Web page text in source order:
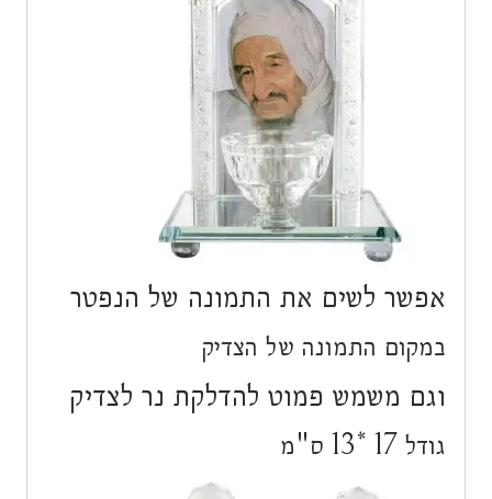
אפשר לשים את התמונה של הנפטר
במקום התמונה של הצדיק
וגם משמש פמוט להדלקת נר לצדיק
גודל 17 *13 ס"מ